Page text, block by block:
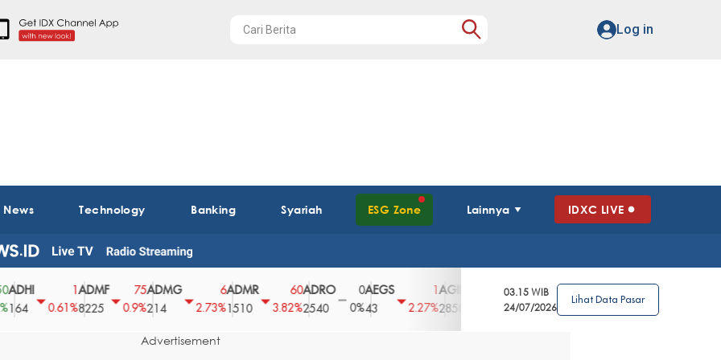
Log in
Technology Banking Syariah ESG Zone Lainnya IDXC LIVE
0.61%
ADMF
8225
75
0.9%
ADMG
214
2.73%
ADMR
1510
60
3.82%
ADRO
2540
0
0%
AEGS
2.27% 2850
3.39%
AGRO
4
2.63%
AGRS
62
0%
03.15 WIB
24/07/2026
Lihat Data Pasar
Advertisement